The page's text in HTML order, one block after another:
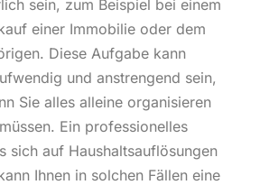
sein, zum Beispiel bei einem
einer Immobilie oder dem
Diese Aufgabe kann
und anstrengend sein,
Sie alles alleine organisieren
Ein professionelles
sich auf Haushaltsauflösungen
Ihnen in solchen Fällen eine